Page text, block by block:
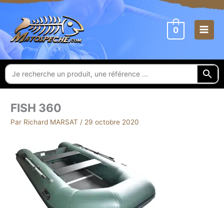
Aller
contenu
0
FISH 360
Par Richard MARSAT / 29 octobre 2020